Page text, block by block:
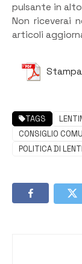
pulsante in
Non riceverai
articoli
Stampa
TAGS
CONSIGLIO
POLITICA DI